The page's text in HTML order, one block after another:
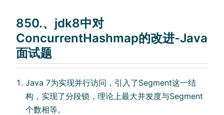
850.、jdk8中对
ConcurrentHashmap的改进-Java
面试题
Java 7为实现并⾏访问，引⼊了Segment这⼀结
构，实现了分段锁，理论上最⼤并发度与Segment
个数相等。